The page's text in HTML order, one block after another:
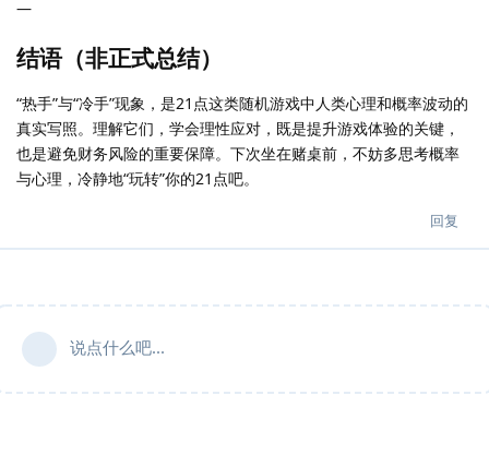
—
结语（非正式总结）
“热手”与“冷手”现象，是21点这类随机游戏中人类心理和概率波动的
真实写照。理解它们，学会理性应对，既是提升游戏体验的关键，
也是避免财务风险的重要保障。下次坐在赌桌前，不妨多思考概率
与心理，冷静地“玩转”你的21点吧。
回复
说点什么吧...